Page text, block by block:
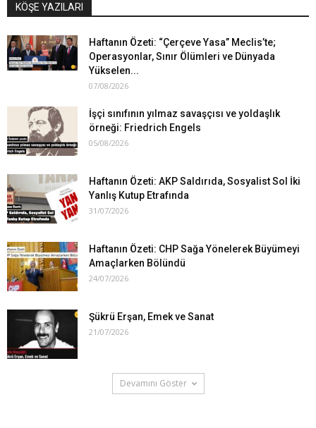
KÖŞE YAZILARI
Haftanın Özeti: “Çerçeve Yasa” Meclis’te;
Operasyonlar, Sınır Ölümleri ve Dünyada
Yükselen...
07/08/2026
İşçi sınıfının yılmaz savaşçısı ve yoldaşlık
örneği: Friedrich Engels
05/08/2026
Haftanın Özeti: AKP Saldırıda, Sosyalist Sol İki
Yanlış Kutup Etrafında
31/07/2026
Haftanın Özeti: CHP Sağa Yönelerek Büyümeyi
Amaçlarken Bölündü
24/07/2026
Şükrü Erşan, Emek ve Sanat
21/07/2026
Devamını Göster